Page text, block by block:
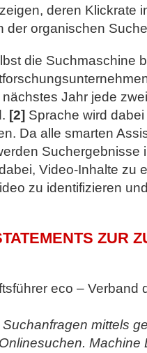
deren Klickrate
der organischen
die Suchmaschine
Jahr jede
[2] Sprache wird
Da alle smarten
Suchergebnisse
Video-Inhalte zu
zu identifizieren
ZUR
eco – Verband
mittels
Machine